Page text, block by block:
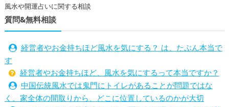
風水や開運占いに関する相談
質問&無料相談
経営者やお金持ちほど風水を気にする？ は、たぶん本当で
す
経営者やお金持ちほど、風水を気にするって本当ですか？
中国伝統風水では鬼門にトイレがあることが問題ではな
く、家全体の間取りから、どこに位置しているのかが大切